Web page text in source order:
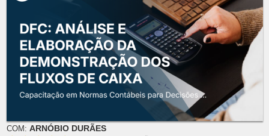
COM: ARNÓBIO DURÃES